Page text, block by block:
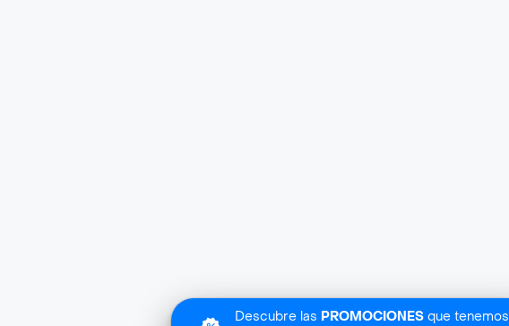
Descubre las PROMOCIONES que tenemos